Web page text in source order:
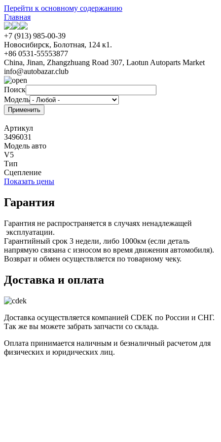
Перейти к основному содержанию
Главная
+7 (913) 985-00-39
Новосибирск, Болотная, 124 к1.
+86 0531-55553877
China, Jinan, Zhangzhuang Road 307, Laotun Autoparts Market
info@autobazar.club
Поиск
Модель
Артикул
3496031
Модель авто
V5
Тип
Сцепление
Показать цены
Гарантия
Гарантия не распространяется в случаях ненадлежащей
эксплуатации.
Гарантийный срок 3 недели, либо 1000км (если деталь
напрямую связана с износом во время движения автомобиля).
Возврат и обмен осуществляется по товарному чеку.
Доставка и оплата
Доставка осуществляется компанией CDEK по России и СНГ.
Так же вы можете забрать запчасти со склада.
Оплата принимается наличным и безналичный расчетом для
физических и юридических лиц.